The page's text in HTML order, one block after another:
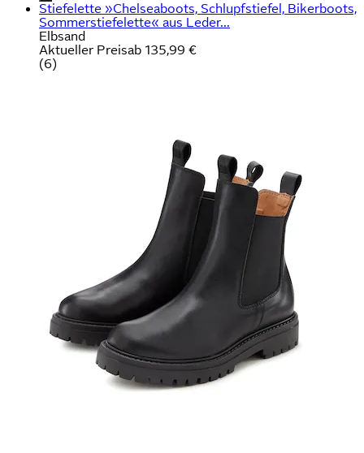
Stiefelette »Chelseaboots, Schlupfstiefel, Bikerboots,
Sommerstiefelette« aus Leder...
Elbsand
Aktueller Preisab 135,99 €
(6)